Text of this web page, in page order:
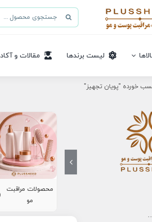
جستجو
برای:
لیست برندها مقالات و
خورده "پویان تجهیز"
محصولات مراقبت
مو